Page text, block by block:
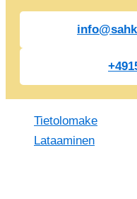
Tietolomake
Lataaminen